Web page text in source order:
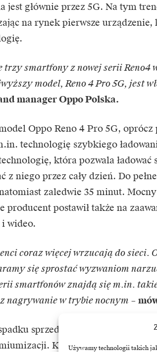
Używamy technologii takich
jest głównie przez 5G. Na tym
na rynek pierwsze urządzenie,
trzy smartfony z nowej serii
model, Reno 4 Pro 5G, jest
manager Oppo Polska.
Oppo Reno 4 Pro 5G, oprócz
technologię szybkiego
która pozwala ładować
z niego przez cały dzień. Do
zaledwie 35 minut.
producent postawił także na
wideo.
coraz więcej wrzucają do
się sprostać wyzwaniom
smartfonów znajdą się m.in.
nagrywanie w trybie nocnym –
sprzedaży na rynku
Konsumenci coraz